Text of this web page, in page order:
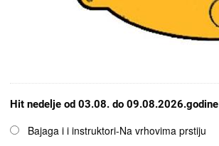
Hit nedelje od 03.08. do 09.08.2026.godine
OpcijeBajaga i i instruktori-Na vrhovima prstiju